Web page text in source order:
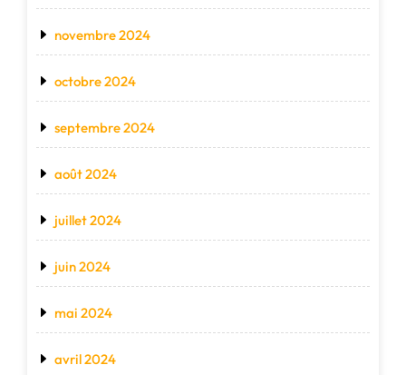
novembre 2024
octobre 2024
septembre 2024
août 2024
juillet 2024
juin 2024
mai 2024
avril 2024